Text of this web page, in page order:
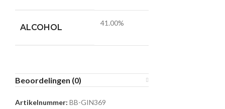
ALCOHOL 41.00%
Beoordelingen (0)
Artikelnummer: BB-GIN369